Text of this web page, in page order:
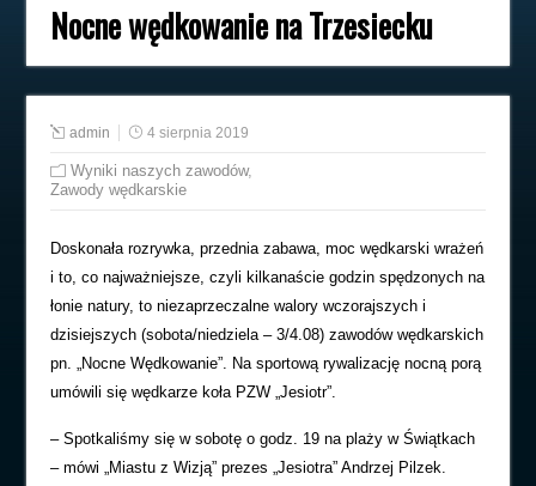
Nocne wędkowanie na Trzesiecku
admin 4 sierpnia 2019
Wyniki naszych zawodów,
Zawody wędkarskie
Doskonała rozrywka, przednia zabawa, moc wędkarski wrażeń
i to, co najważniejsze, czyli kilkanaście godzin spędzonych na
łonie natury, to niezaprzeczalne walory wczorajszych i
dzisiejszych (sobota/niedziela – 3/4.08) zawodów wędkarskich
pn. „Nocne Wędkowanie”. Na sportową rywalizację nocną porą
umówili się wędkarze koła PZW „Jesiotr”.
– Spotkaliśmy się w sobotę o godz. 19 na plaży w Świątkach
– mówi „Miastu z Wizją” prezes „Jesiotra” Andrzej Pilzek.